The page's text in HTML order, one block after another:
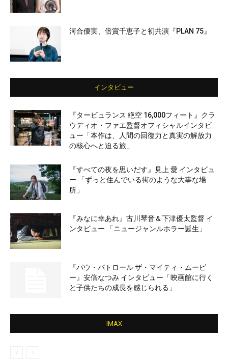
河合優実、倍賞千恵子と初共演『PLAN 75』
インタビュー
『タービュランス 絶空 16,000フィート』クラ
ウディオ・ファエ監督オフィシャルインタビ
ュー「本作は、人間の回復力と真実の解放力
の核心へと迫る旅」
『すべての夜を思いだす』見上 愛 インタビュ
ー 「ずっと住んでいる街のような大事な場
所」
『みなに幸あれ』古川琴音＆下津優太監督 イ
ンタビュー 「ニュージャンルホラー誕生」
『パウ・パトロール ザ・マイティ・ムービ
ー』安倍なつみ インタビュー「映画館に行く
と子供たちの成長を感じられる」
IMAX